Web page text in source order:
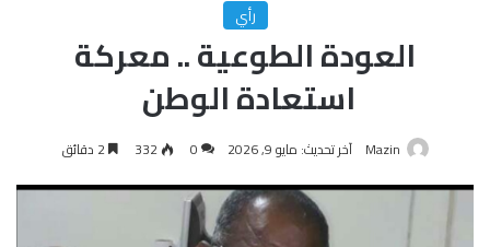
رأي
العودة الطوعية .. معركة
استعادة الوطن
Mazin آخر تحديث: مايو 9, 2026 0
332 2 دقائق